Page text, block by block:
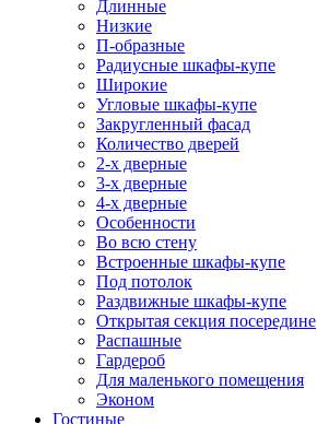
Длинные
Низкие
П-образные
Радиусные шкафы-купе
Широкие
Угловые шкафы-купе
Закругленный фасад
Количество дверей
2-х дверные
3-х дверные
4-х дверные
Особенности
Во всю стену
Встроенные шкафы-купе
Под потолок
Раздвижные шкафы-купе
Открытая секция посередине
Распашные
Гардероб
Для маленького помещения
Эконом
Гостиные